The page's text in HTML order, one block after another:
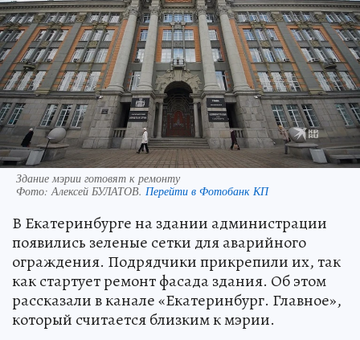
Здание мэрии готовят к ремонту
Фото: Алексей БУЛАТОВ. Перейти в Фотобанк КП
В Екатеринбурге на здании администрации
появились зеленые сетки для аварийного
ограждения. Подрядчики прикрепили их, так
как стартует ремонт фасада здания. Об этом
рассказали в канале «Екатеринбург. Главное»,
который считается близким к мэрии.